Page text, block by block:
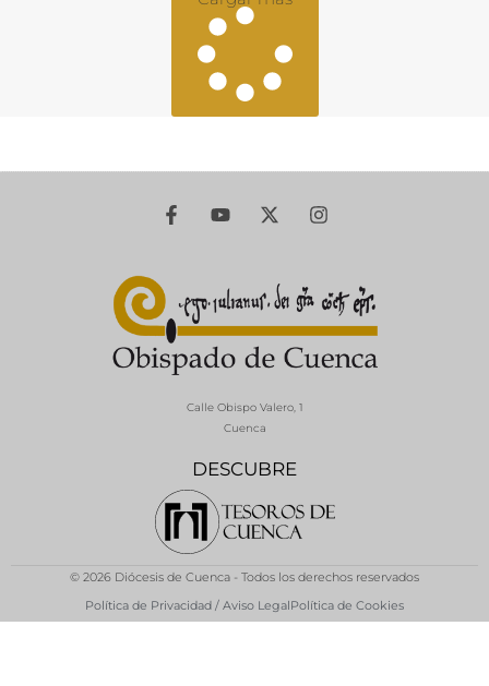
DESCUBRE
Calle Obispo Valero, 1
Cuenca
© 2026 Diócesis de Cuenca - Todos los derechos reservados
Política de Privacidad / Aviso LegalPolítica de Cookies